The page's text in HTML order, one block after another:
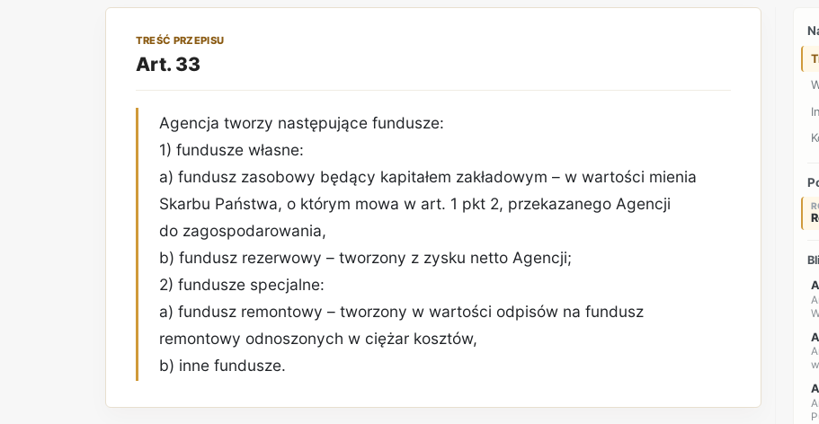
TREŚĆ PRZEPISU
Art. 33
Agencja tworzy następujące fundusze:
1) fundusze własne:
a) fundusz zasobowy będący kapitałem zakładowym – w wartości mienia
Skarbu Państwa, o którym mowa w art. 1 pkt 2, przekazanego Agencji
do zagospodarowania,
b) fundusz rezerwowy – tworzony z zysku netto Agencji;
2) fundusze specjalne:
a) fundusz remontowy – tworzony w wartości odpisów na fundusz
remontowy odnoszonych w ciężar kosztów,
b) inne fundusze.